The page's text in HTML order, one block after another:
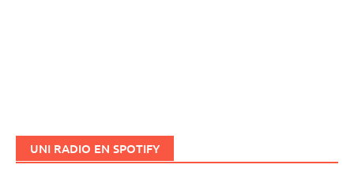
UNI RADIO EN SPOTIFY